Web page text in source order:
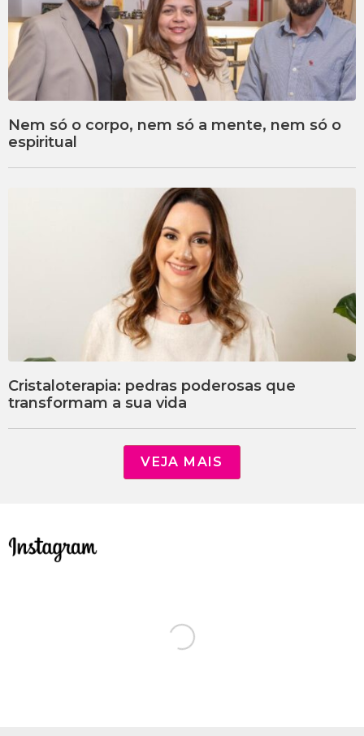
Nem só o corpo, nem só a mente, nem só o
espiritual
Cristaloterapia: pedras poderosas que
transformam a sua vida
VEJA MAIS